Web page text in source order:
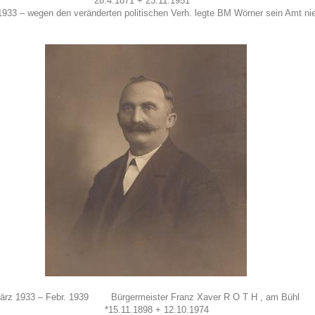
wegen den veränderten politischen Verh. legte BM Wörner sein Amt
1933 – Febr. 1939 Bürgermeister Franz Xaver R O T H , am Bühl
*15.11.1898 + 12.10.1974